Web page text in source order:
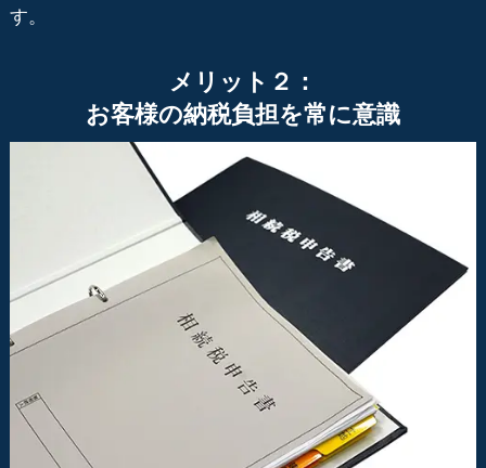
す。
メリット２：
お客様の納税負担を常に意識